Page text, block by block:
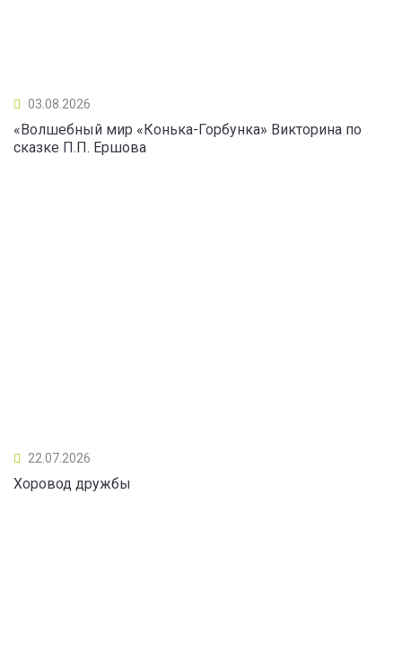
03.08.2026
«Волшебный мир «Конька-Горбунка» Викторина по
сказке П.П. Ершова
22.07.2026
Хоровод дружбы